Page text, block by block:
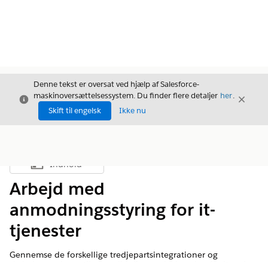
Luk
Denne tekst er oversat ved hjælp af Salesforce-
maskinoversættelsessystem. Du finder flere detaljer her.
Skift til engelsk
Ikke nu
Luk
Vis indholdsfortegnelse
Indhold
Arbejd med
anmodningsstyring for it-
tjenester
Gennemse de forskellige tredjepartsintegrationer og